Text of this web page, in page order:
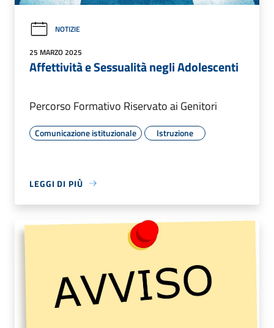
NOTIZIE
25 MARZO 2025
Affettività e Sessualità negli Adolescenti
Percorso Formativo Riservato ai Genitori
Comunicazione istituzionale Istruzione
LEGGI DI PIÙ